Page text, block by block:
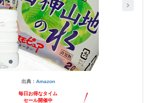
出典： Amazon
毎日お得なタイム
セール開催中